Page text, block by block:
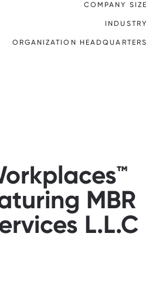
COMPANY SIZE
INDUSTRY
ORGANIZATION HEADQUARTERS
MBR
L.L.C.